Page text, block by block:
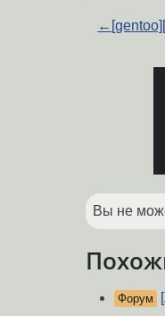
←
Вы не
Форум